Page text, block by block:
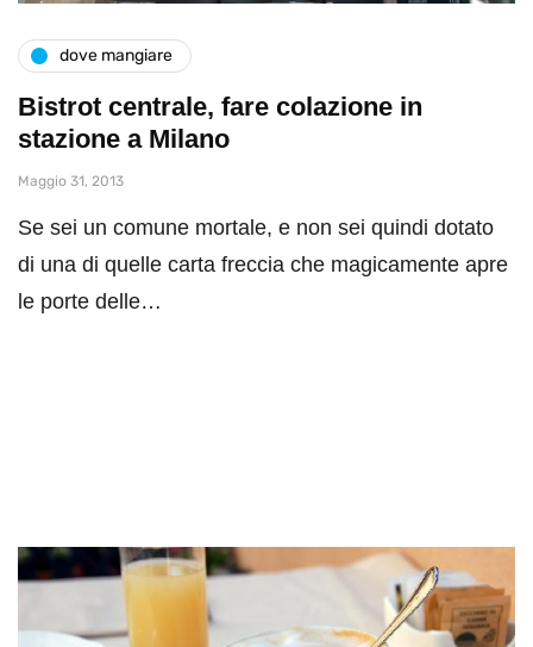
dove mangiare
Bistrot centrale, fare colazione in
stazione a Milano
Maggio 31, 2013
Se sei un comune mortale, e non sei quindi dotato
di una di quelle carta freccia che magicamente apre
le porte delle…